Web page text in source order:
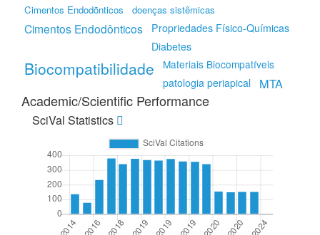
Cimentos Endodõnticos
doenças sistêmicas
Cimentos Endodônticos
Propriedades Físico-Químicas
Diabetes
Biocompatibilidade
Materiais Biocompatíveis
patologia periapical
MTA
Academic/Scientific Performance
SciVal Statistics